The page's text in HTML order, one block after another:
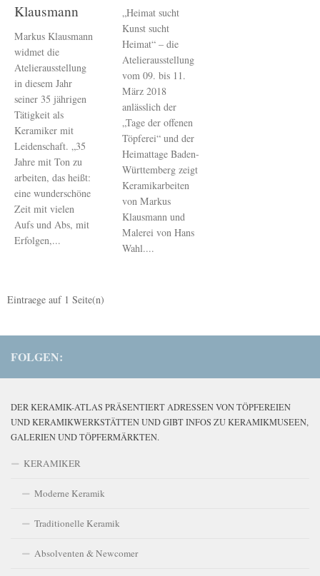
Klausmann
Markus Klausmann
widmet die
Atelierausstellung
in diesem Jahr
seiner 35 jährigen
Tätigkeit als
Keramiker mit
Leidenschaft. „35
Jahre mit Ton zu
arbeiten, das heißt:
eine wunderschöne
Zeit mit vielen
Aufs und Abs, mit
Erfolgen,...
„Heimat sucht
Kunst sucht
Heimat“ – die
Atelierausstellung
vom 09. bis 11.
März 2018
anlässlich der
„Tage der offenen
Töpferei“ und der
Heimattage Baden-
Württemberg zeigt
Keramikarbeiten
von Markus
Klausmann und
Malerei von Hans
Wahl....
Eintraege auf 1 Seite(n)
FOLGEN:
DER KERAMIK-ATLAS PRÄSENTIERT ADRESSEN VON TÖPFEREIEN
UND KERAMIKWERKSTÄTTEN UND GIBT INFOS ZU KERAMIKMUSEEN,
GALERIEN UND TÖPFERMÄRKTEN.
KERAMIKER
Moderne Keramik
Traditionelle Keramik
Absolventen & Newcomer